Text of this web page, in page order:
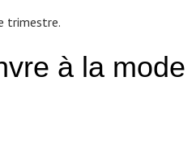
trimestre.
à la mode